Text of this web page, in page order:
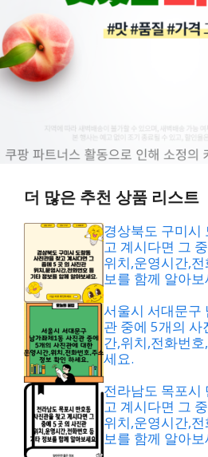
더 많은 추천 상품 리스트
경상북도 구미시
고 계시다면 그
위치,운영시간,
보를 함께 알아보
서울시 서대문구
관 중에 5개의 사
간,위치,전화번
세요.
전라남도 목포시
고 계시다면 그
위치,운영시간,
보를 함께 알아보